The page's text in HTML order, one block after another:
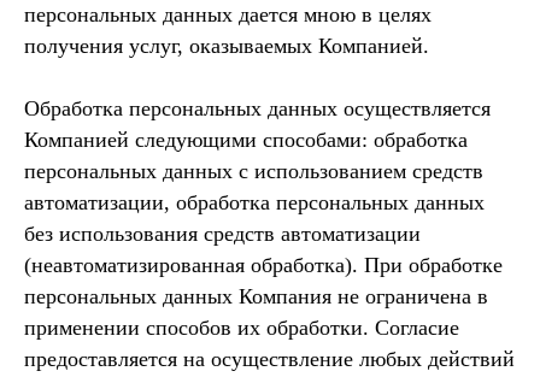
персональных данных дается мною в целях
получения услуг, оказываемых Компанией.
Обработка персональных данных осуществляется
Компанией следующими способами: обработка
персональных данных с использованием средств
автоматизации, обработка персональных данных
без использования средств автоматизации
(неавтоматизированная обработка). При обработке
персональных данных Компания не ограничена в
применении способов их обработки. Согласие
предоставляется на осуществление любых действий